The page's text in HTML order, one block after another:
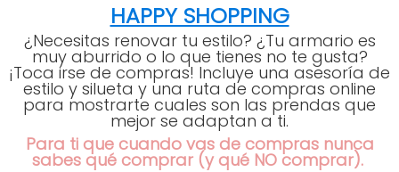
HAPPY SHOPPING
¿Necesitas renovar tu estilo? ¿Tu armario es
muy aburrido o lo que tienes no te gusta?
¡Toca irse de compras! Incluye una asesoría de
estilo y silueta y una ruta de compras online
para mostrarte cuales son las prendas que
mejor se adaptan a ti.
Para ti que cuando vas de compras nunca
sabes qué comprar (y qué NO comprar).